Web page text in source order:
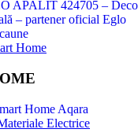
Home
Home Aqara
Electrice